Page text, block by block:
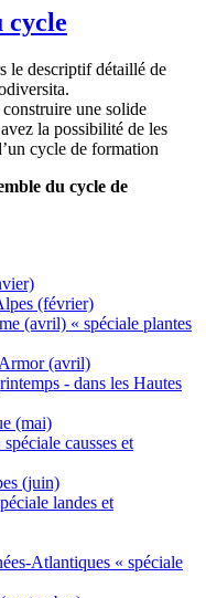
cycle
le descriptif détaillé de
une solide
la possibilité de les
cycle de formation
du cycle de
(février)
(avril) « spéciale plantes
(avril)
- dans les Hautes
(mai)
causses et
(juin)
landes et
Atlantiques « spéciale